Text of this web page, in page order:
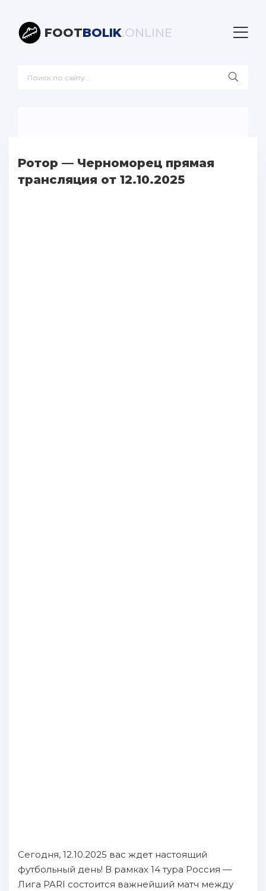
FOOTBOLIK.ONLINE
Ротор — Черноморец прямая
трансляция от 12.10.2025
Сегодня, 12.10.2025 вас ждет настоящий
футбольный день! В рамках 14 тура Россия —
Лига PARI состоится важнейший матч между